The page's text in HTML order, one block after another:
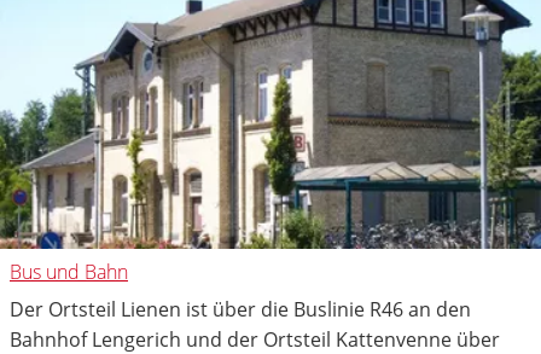
Bus und Bahn
Der Ortsteil Lienen ist über die Buslinie R46 an den
Bahnhof Lengerich und der Ortsteil Kattenvenne über